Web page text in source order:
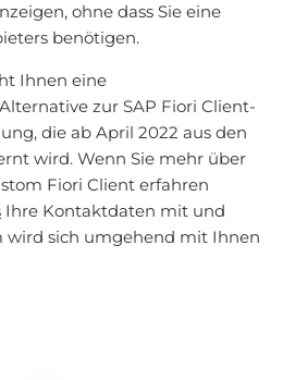
ohne dass Sie eine
benötigen.
Ihnen eine
zur SAP Fiori Client-
die ab April 2022 aus den
wird. Wenn Sie mehr über
Fiori Client erfahren
Ihre Kontaktdaten mit und
wird sich umgehend mit Ihnen